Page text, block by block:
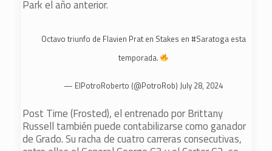
Park el año anterior.
Octavo triunfo de Flavien Prat en Stakes en #Saratogaesta
temporada.
— ElPotroRoberto (@PotroRob)July 28, 2024
Post Time (Frosted), el entrenado por Brittany
Russell también puede contabilizarse como ganador
de Grado. Su racha de cuatro carreras consecutivas,